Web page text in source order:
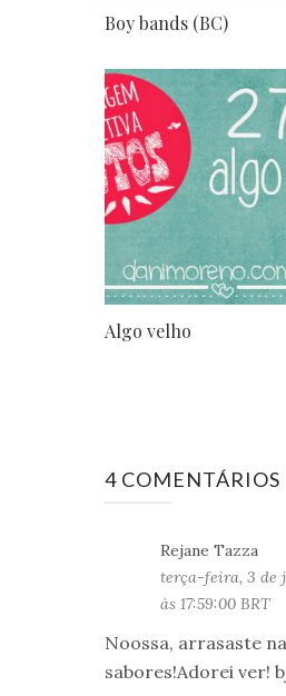
Boy bands (BC)
Algo velho
4 COMENTÁRIOS
Rejane Tazza
terça-feira, 3 de
às 17:59:00 BRT
Noossa, arrasaste
sabores!Adorei ver!